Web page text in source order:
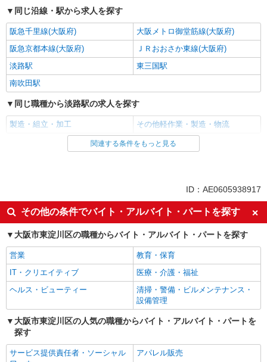
同じ沿線・駅から求人を探す
阪急千里線(大阪府)
大阪メトロ御堂筋線(大阪府)
阪急京都本線(大阪府)
ＪＲおおさか東線(大阪府)
淡路駅
東三国駅
南吹田駅
同じ職種から淡路駅の求人を探す
製造・組立・加工 その他軽作業・製造・物流
同じ雇用形態から淡路駅の求人を探す
入社日応相談
即日勤務OK
職場見学OKまたは説明会あり
未経験歓迎
経験者・有資格者歓迎
新卒・第二新卒歓迎
主婦・主夫歓迎
フリーター歓迎
学歴不問
ブランクOK
ミドル（40代～）活躍中
エルダー（50代～）活躍中
高収入・高額
昇給あり
週払い
完全週休2日制
年間休日120日以上
土日祝休み
関連する条件をもっと見る
ID：AE0605938917
その他の条件でバイト・アルバイト・パートを探す
大阪市東淀川区の職種からバイト・アルバイト・パートを探す
営業
教育・保育
IT・クリエイティブ
医療・介護・福祉
ヘルス・ビューティー
清掃・警備・ビルメンテナンス・
設備管理
大阪市東淀川区の人気の職種からバイト・アルバイト・パートを
探す
サービス提供責任者・ソーシャル
アパレル販売